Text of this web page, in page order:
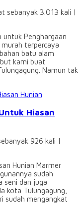
sebanyak 3.013 kali |
untuk Penghargaan
terpercaya
batu alam
kami buat
Namun tak
Hiasan
926 kali |
Hunian Marmer
sudah
seni dan juga
kota Tulungagung,
sudah mengangkat